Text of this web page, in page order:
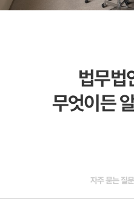
법무법
무엇이든
자주 묻는 질문